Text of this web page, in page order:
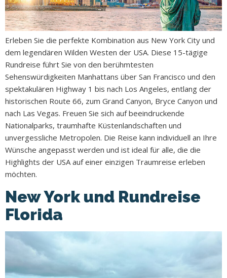
Erleben Sie die perfekte Kombination aus New York City und
dem legendären Wilden Westen der USA. Diese 15-tägige
Rundreise führt Sie von den berühmtesten
Sehenswürdigkeiten Manhattans über San Francisco und den
spektakulären Highway 1 bis nach Los Angeles, entlang der
historischen Route 66, zum Grand Canyon, Bryce Canyon und
nach Las Vegas. Freuen Sie sich auf beeindruckende
Nationalparks, traumhafte Küstenlandschaften und
unvergessliche Metropolen. Die Reise kann individuell an Ihre
Wünsche angepasst werden und ist ideal für alle, die die
Highlights der USA auf einer einzigen Traumreise erleben
möchten.
New York und Rundreise
Florida